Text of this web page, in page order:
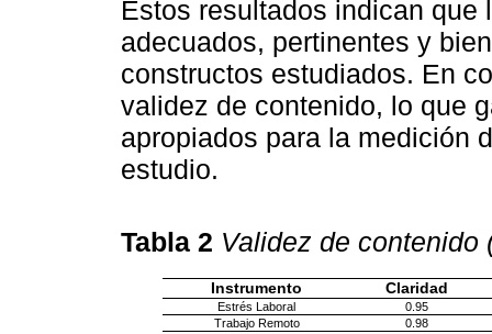
Estos resultados indican
adecuados, pertinentes y
constructos estudiados. En
validez de contenido, lo que
apropiados para la medición
estudio.
Tabla 2 Validez de contenido
Instrumento Claridad
Estrés Laboral
0.95
Trabajo Remoto
0.98